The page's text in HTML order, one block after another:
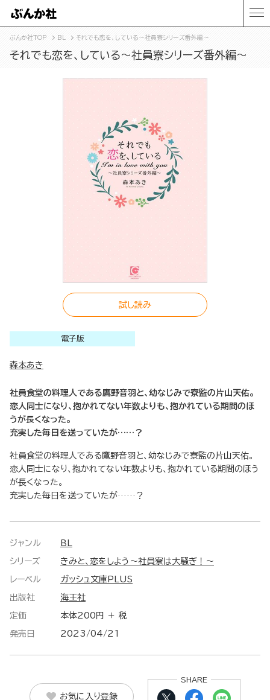
ぶんか社TOP BL それでも恋を、している～社員寮シリーズ番外編～
それでも恋を、している～社員寮シリーズ番外編～
試し読み
電子版
森本あき
社員食堂の料理人である鷹野音羽と、幼なじみで寮監の片山天佑。
恋人同士になり、抱かれてない年数よりも、抱かれている期間のほ
うが長くなった。
充実した毎日を送っていたが……？
社員食堂の料理人である鷹野音羽と、幼なじみで寮監の片山天佑。
恋人同士になり、抱かれてない年数よりも、抱かれている期間のほう
が長くなった。
充実した毎日を送っていたが……？
ジャンル BL
シリーズ きみと、恋をしよう～社員寮は大騒ぎ！～
レーベル ガッシュ文庫PLUS
出版社 海王社
定価 本体200円 ＋ 税
発売日 2023/04/21
お気に入り登録
SHARE